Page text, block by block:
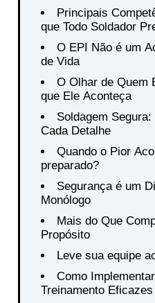
Principais
que Todo Soldador
O EPI Não é um
de Vida
O Olhar de Quem
que Ele Aconteça
Soldagem
Cada Detalhe
Quando o Pior
preparado?
Segurança é um
Monólogo
Mais do Que
Propósito
Leve sua equipe
Como
Treinamento